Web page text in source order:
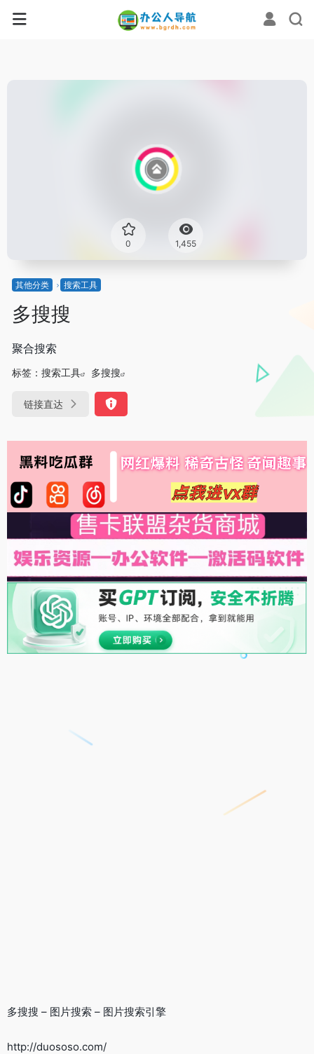
0 1,455
其他分类 搜索工具
多搜搜
聚合搜索
标签： 搜索工具 多搜搜
链接直达
多搜搜 – 图片搜索 – 图片搜索引擎
http://duososo.com/